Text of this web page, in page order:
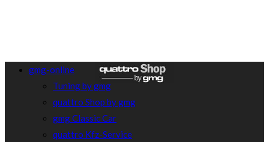
gmg-online
Tuning by gmg
quattro Shop by gmg
gmg Classic Car
quattro Kfz-Service